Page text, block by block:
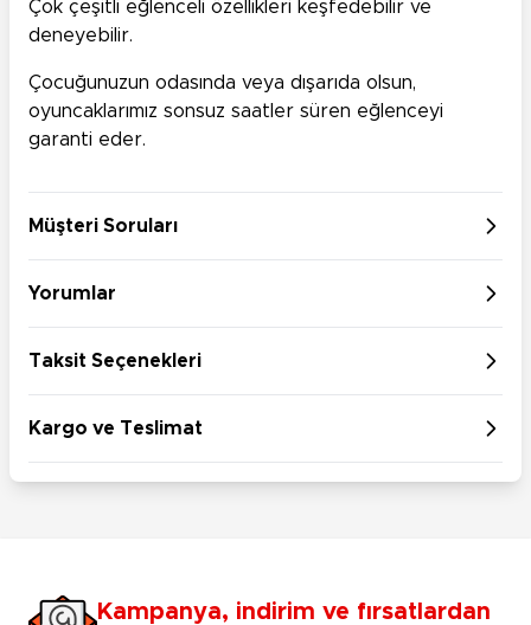
Çok çeşitli eğlenceli özellikleri keşfedebilir ve
deneyebilir.
Çocuğunuzun odasında veya dışarıda olsun,
oyuncaklarımız sonsuz saatler süren eğlenceyi
garanti eder.
Müşteri Soruları
Yorumlar
Taksit Seçenekleri
Kargo ve Teslimat
Kampanya, indirim ve fırsatlardan